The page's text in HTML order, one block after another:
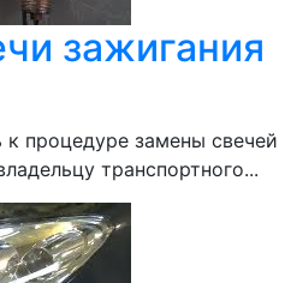
зажигания
процедуре замены свечей
транспортного...